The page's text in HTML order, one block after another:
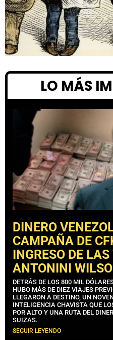
LO MÁS
DINERO
CAMPAÑA DE
INGRESO DE
ANTONINI
DETRÁS DE LOS 800 MIL
HUBO MÁS DE DIEZ VIAJES
LLEGARON A DESTINO, UN
INTELIGENCIA CHAVISTA QUE
POR ALTO Y UNA RUTA DEL
SUIZAS.
SEGUIR LEYENDO